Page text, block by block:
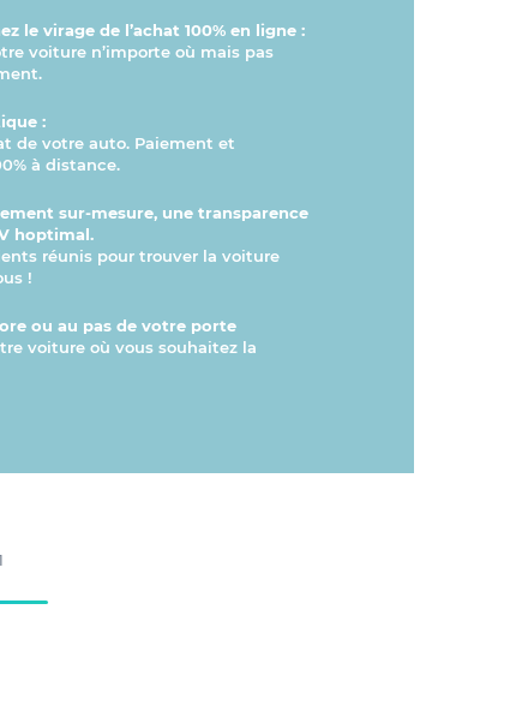
le virage de l’achat 100% en ligne :
voiture n’importe où mais pas
:
de votre auto. Paiement et
à distance.
sur-mesure, une transparence
hoptimal.
réunis pour trouver la voiture
!
ou au pas de votre porte
voiture où vous souhaitez la